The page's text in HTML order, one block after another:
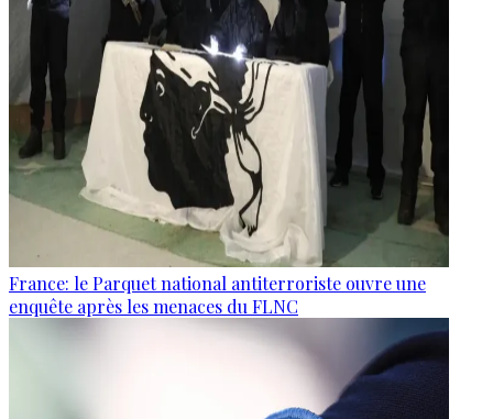
France: le Parquet national antiterroriste ouvre une
enquête après les menaces du FLNC